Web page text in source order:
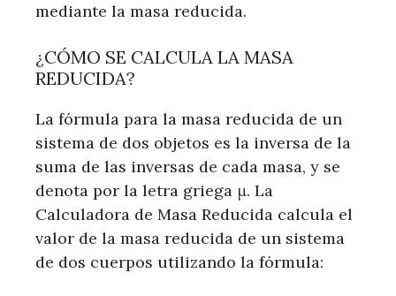
mediante la masa reducida.
¿CÓMO SE CALCULA LA MASA
REDUCIDA?
La fórmula para la masa reducida de un
sistema de dos objetos es la inversa de la
suma de las inversas de cada masa, y se
denota por la letra griega μ. La
Calculadora de Masa Reducida calcula el
valor de la masa reducida de un sistema
de dos cuerpos utilizando la fórmula: